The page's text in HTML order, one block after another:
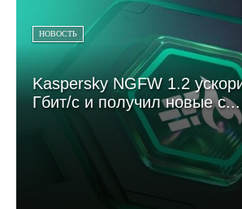
НОВОСТЬ
Kaspersky NGFW 1.2
Гбит/с и получил новые с...